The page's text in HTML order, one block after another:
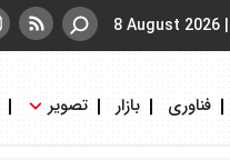
|
8 August 2026
فناوری بازار تصویر